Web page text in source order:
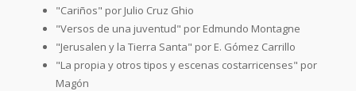
"Cariños" por Julio Cruz Ghio
"Versos de una juventud" por Edmundo Montagne
"Jerusalen y la Tierra Santa" por E. Gómez Carrillo
"La propia y otros tipos y escenas costarricenses" por
Magón